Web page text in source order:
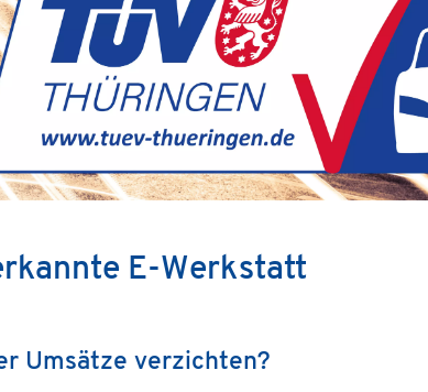
E-Werkstatt
Umsätze verzichten?